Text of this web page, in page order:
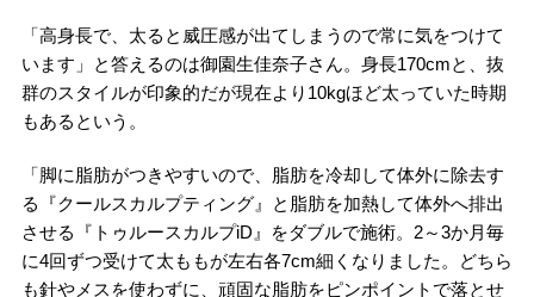
「高身長で、太ると威圧感が出てしまうので常に気をつけて
います」と答えるのは御園生佳奈子さん。身長170cmと、抜
群のスタイルが印象的だが現在より10kgほど太っていた時期
もあるという。
「脚に脂肪がつきやすいので、脂肪を冷却して体外に除去す
る『クールスカルプティング』と脂肪を加熱して体外へ排出
させる『トゥルースカルプiD』をダブルで施術。2～3か月毎
に4回ずつ受けて太ももが左右各7cm細くなりました。どちら
も針やメスを使わずに、頑固な脂肪をピンポイントで落とせ